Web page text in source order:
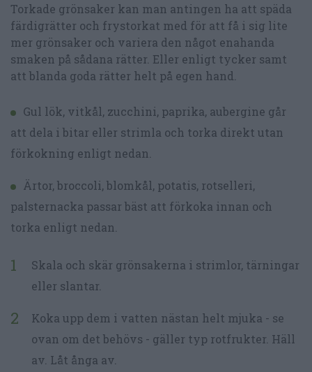
Torkade grönsaker kan man antingen ha att späda
färdigrätter och frystorkat med för att få i sig lite
mer grönsaker och variera den något enahanda
smaken på sådana rätter. Eller enligt tycker samt
att blanda goda rätter helt på egen hand.
Gul lök, vitkål, zucchini, paprika, aubergine går
att dela i bitar eller strimla och torka direkt utan
förkokning enligt nedan.
Ärtor, broccoli, blomkål, potatis, rotselleri,
palsternacka passar bäst att förkoka innan och
torka enligt nedan.
Skala och skär grönsakerna i strimlor, tärningar
eller slantar.
Koka upp dem i vatten nästan helt mjuka - se
ovan om det behövs - gäller typ rotfrukter. Häll
av. Låt ånga av.